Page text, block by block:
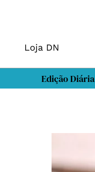
Loja DN
Edição Diária